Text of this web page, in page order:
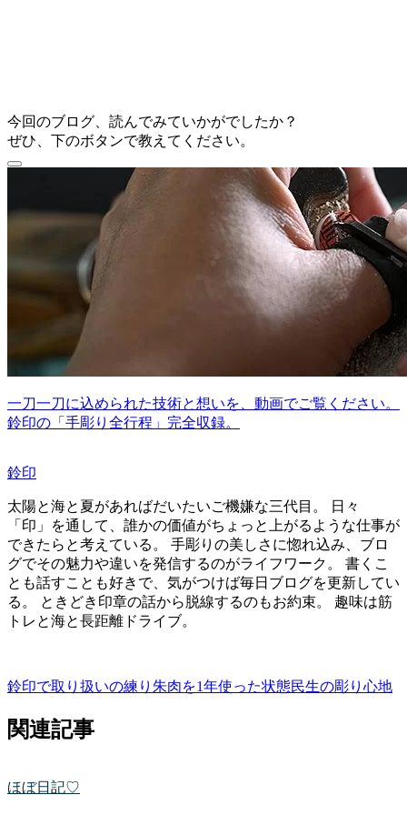
今回のブログ、読んでみていかがでしたか？
ぜひ、下のボタンで教えてください。
一刀一刀に込められた技術と想いを、動画でご覧ください。
鈴印の「手彫り全行程」完全収録。
鈴印
太陽と海と夏があればだいたいご機嫌な三代目。 日々
「印」を通して、誰かの価値がちょっと上がるような仕事が
できたらと考えている。 手彫りの美しさに惚れ込み、ブロ
グでその魅力や違いを発信するのがライフワーク。 書くこ
とも話すことも好きで、気がつけば毎日ブログを更新してい
る。 ときどき印章の話から脱線するのもお約束。 趣味は筋
トレと海と長距離ドライブ。
鈴印で取り扱いの練り朱肉を1年使った状態民生の彫り心地
関連記事
ほぼ日記♡